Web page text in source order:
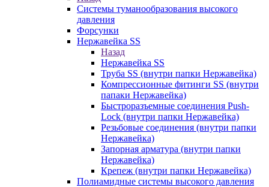
Системы туманообразования высокого
давления
Форсунки
Нержавейка SS
Назад
Нержавейка SS
Труба SS (внутри папки Нержавейка)
Компрессионные фитинги SS (внутри
папаки Нержавейка)
Быстроразъемные соединения Push-
Lock (внутри папки Нержавейка)
Резьбовые соединения (внутри папки
Нержавейка)
Запорная арматура (внутри папки
Нержавейка)
Крепеж (внутри папки Нержавейка)
Полиамидные системы высокого давления